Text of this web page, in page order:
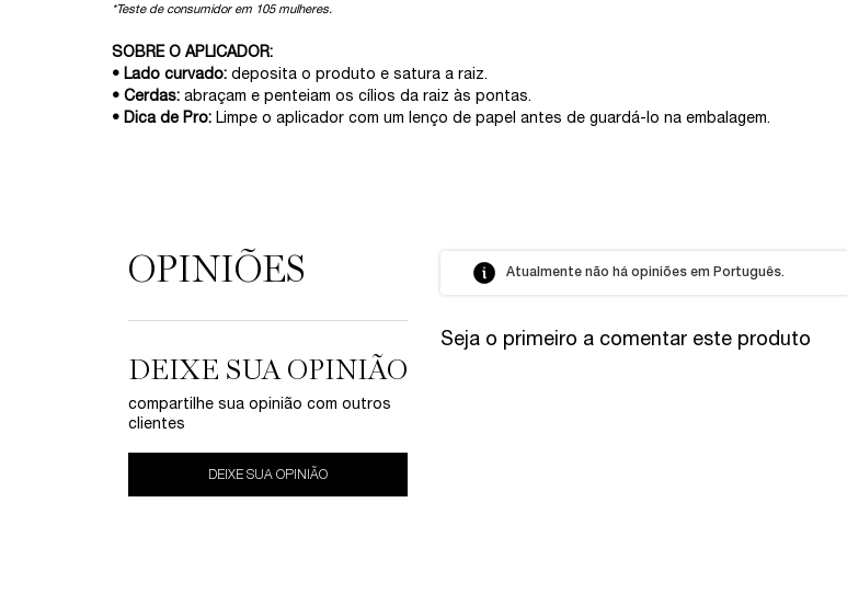
*Teste de consumidor em 105 mulheres.​
SOBRE O APLICADOR:​
• Lado curvado: deposita o produto e satura a raiz. ​
• Cerdas: abraçam e penteiam os cílios da raiz às pontas. ​
• Dica de Pro: Limpe o aplicador com um lenço de papel antes de guardá-lo na embalagem.​​
OPINIÕES
DEIXE SUA OPINIÃO
compartilhe sua opinião com outros
clientes
DEIXE SUA OPINIÃO
Atualmente não há opiniões em Português.
Seja o primeiro a comentar este produto